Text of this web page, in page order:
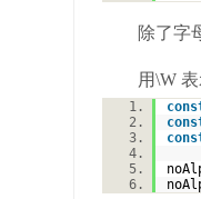
除了字母
用\W 表